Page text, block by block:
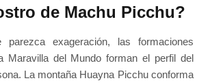
de Machu Picchu?
parezca exageración, las formaciones
Maravilla del Mundo forman el perfil del
La montaña Huayna Picchu conforma